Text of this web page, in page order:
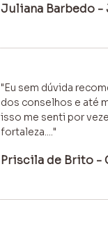
Juliana Barbedo -
"Eu sem dúvida
dos conselhos e até
isso me senti por
fortaleza...."
Priscila de Brito -